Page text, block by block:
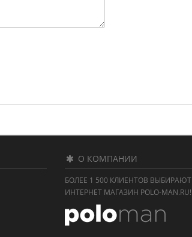
О КОМПАНИИ
БОЛЕЕ 1 500 КЛИЕНТОВ ВЫБИРАЮТ
ИНТЕРНЕТ МАГАЗИН POLO-MAN.RU!